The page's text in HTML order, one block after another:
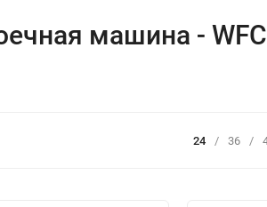
машина -
24 / 36 /